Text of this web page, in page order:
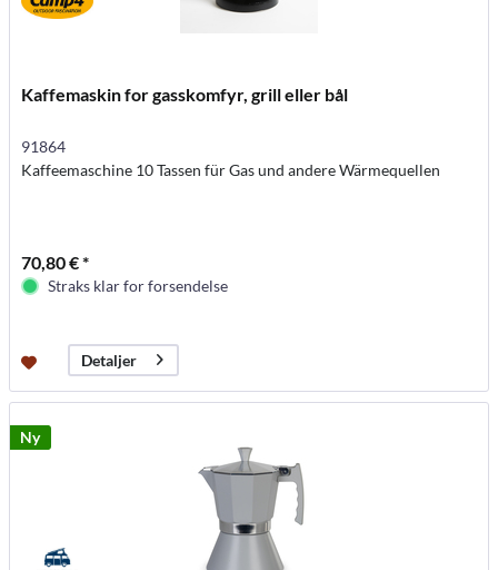
Kaffemaskin for gasskomfyr, grill eller bål
91864
Kaffeemaschine 10 Tassen für Gas und andere Wärmequellen
70,80 € *
Straks klar for forsendelse
Detaljer
Ny